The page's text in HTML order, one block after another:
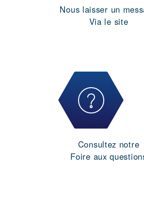
Nous laisser un
Via le site
Consultez notre
Foire aux